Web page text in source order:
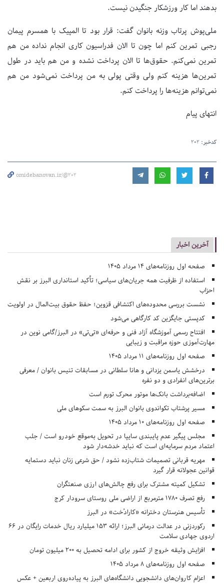
بدهند اما کار ورزشکار جنگیدن نیست.
ملی‌پوش پرتاب وزنه‌ بانوان گفت: قرار بود تا المپیک با همسرم پیمان
رجبی تمرین کنم اما چون تا الان فدراسیون کاری انجام نداده من هم
تمرین نمی‌کنم. حقوق‌ها تا الان پرداخت نشده و من هم باید در طول
تمرین‌ها هزینه کنم ولی وقتی پولی به من پرداخت نمی‌شود من هم
نمی‌توانم هزینه‌ها را پرداخت کنم.
انتهای پیام
کدخبر: 202
omidebanovan.ir/@202
آخرین اخبار
صفحه اول روزنامه‌های 14 مرداد 1405
استفاده از ظرفیت همه جریان‌های سیاسی؛ تأکید استانداری البرز بر نقش
احزاب
نشست بررسی محدوده‌های اکتشافی قزوین؛ حفظ حقوق بیت‌المال در اولویت
کدپستی جایگزین کد کارگاهی می‌شود
افتتاح رسمی آموزشگاه آزاد فنی و حرفه‌ای «تی‌تی» در البرز/گامی نوین در
مهارت‌آموزی حوزه مراقبت و زیبایی
صفحه اول روزنامه‌های 11 مرداد 1405
درخشش یاسمن یزدانی و هانا سلطانی در مسابقات تنیس بانوان / معرفی
برترین‌های انفرادی و دو نفره
اضافه‌برداشت بانک‌ها موتور محرک تورم است
مسیر پرشتاب تکواندوی بانوان البرز به سمت سکوهای ملی
صفحه اول روزنامه‌های 10 مرداد 1405
مجلس پیگیر عدم پایبندی سایپا در تحویل به‌موقع خودرو است / جلب
اعتماد مردم سرمایه‌ای است که نباید خدشه‌دار شود
مهریه قربانی تصمیمات شتاب‌زده نشود / حق شرعی زنان نباید دستمایه
قوانین عجولانه قرار گیرد
تشکیل کمیته مشترک برای رفع چالش‌های ارزی صنعتگران
رفع تصرف ۱۷۸۰ مترمربع از اراضی ملی روستای سرودار کرج
تأسیس هنرستان دخترانه «کارادُخت» در البرز
رکوردزنی در عدالت درمانی البرز؛ ارائه ۱۵۳ میلیارد ریال خدمات رایگان در ۶۶
اردوی جهادی سلامت
افزایش وثیقه خروج از کشور برای ادامه تحصیل به ۲۰۰ میلیون تومان
صفحه اول روزنامه‌های 8 مرداد 1405
اعزام کاروان‌های دانشجویی دانشگاه‌های البرز به پیاده‌روی اربعین + عکس